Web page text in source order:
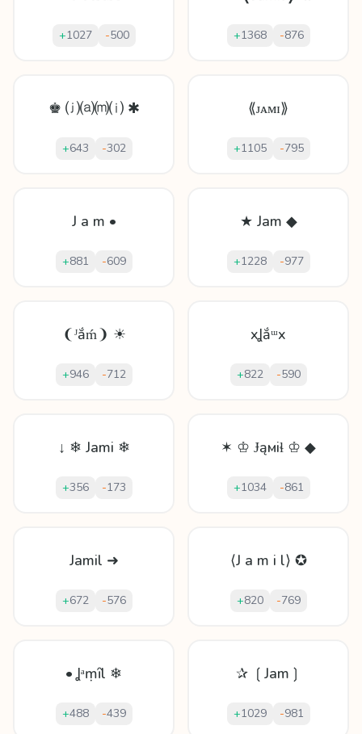
+1027 -500 +1368 -876
♚ ⒥⒜⒨⒤ ✱
+643 -302
⟪ᴊᴀᴍɪ⟫
+1105 -795
J a m •
+881 -609
★ Jam ◆
+1228 -977
❨ᴶắḿ❩ ☀
+946 -712
xꞲắᵚx
+822 -590
↓ ❄ Jami ❄
+356 -173
✶ ♔ Ɉąмiɬ ♔ ◆
+1034 -861
Jamil ➜
+672 -576
⟨J a m i l⟩ ✪
+820 -769
• Ʝᵃṃȋl ❄
+488 -439
✰ ❲Jam❳
+1029 -981